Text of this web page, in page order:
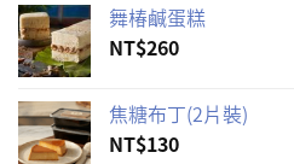
舞椿鹹蛋糕
NT$260
焦糖布丁(2片裝)
NT$130